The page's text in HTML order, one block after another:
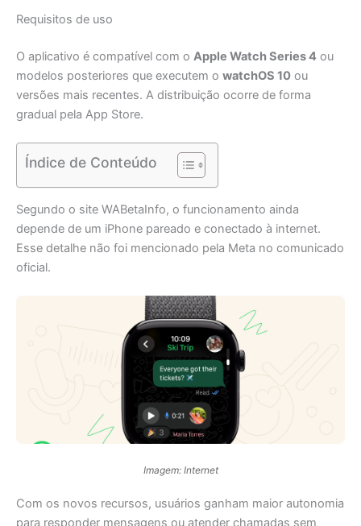
Requisitos de uso
O aplicativo é compatível com o Apple Watch Series 4 ou
modelos posteriores que executem o watchOS 10 ou
versões mais recentes. A distribuição ocorre de forma
gradual pela App Store.
Índice de Conteúdo
Segundo o site WABetaInfo, o funcionamento ainda
depende de um iPhone pareado e conectado à internet.
Esse detalhe não foi mencionado pela Meta no comunicado
oficial.
Imagem: Internet
Com os novos recursos, usuários ganham maior autonomia
para responder mensagens ou atender chamadas sem